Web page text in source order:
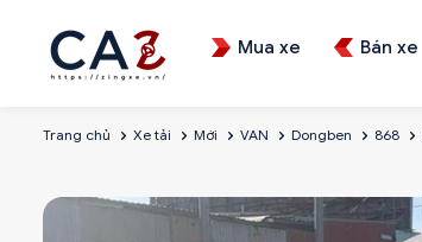
Mua xe Bán xe
Trang chủ Xe tải Mới VAN Dongben 868